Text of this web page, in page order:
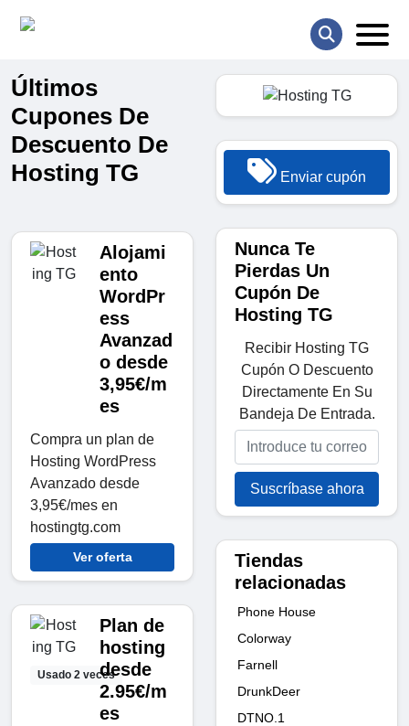
Últimos
Cupones De
Descuento De
Hosting TG
Alojami
ento
WordPr
ess
Avanzad
o desde
3,95€/m
es
Compra un plan de
Hosting WordPress
Avanzado desde
3,95€/mes en
hostingtg.com
Ver oferta
Usado 2 veces
Plan de
hosting
desde
2.95€/m
es
Enviar cupón
Nunca Te
Pierdas Un
Cupón De
Hosting TG
Recibir Hosting TG
Cupón O Descuento
Directamente En Su
Bandeja De Entrada.
Suscríbase ahora
Tiendas
relacionadas
Phone House
Colorway
Farnell
DrunkDeer
DTNO.1